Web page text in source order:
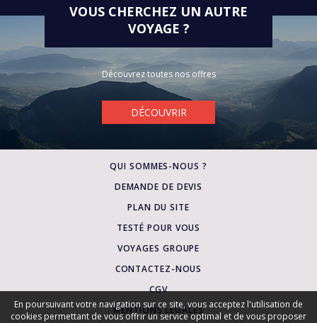
VOUS CHERCHEZ UN AUTRE
VOYAGE ?
Découvrez toutes nos offres
DÉCOUVRIR
QUI SOMMES-NOUS ?
DEMANDE DE DEVIS
PLAN DU SITE
TESTÉ POUR VOUS
VOYAGES GROUPE
CONTACTEZ-NOUS
CGV
MENTIONS LÉGALES
En poursuivant votre navigation sur ce site, vous acceptez l'utilisation de
cookies permettant de vous offrir un service optimal et de vous proposer